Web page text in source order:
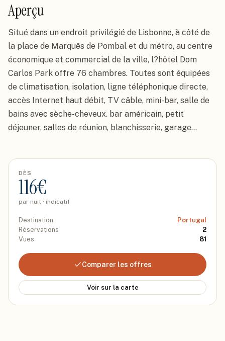
Aperçu
Situé dans un endroit privilégié de Lisbonne, à côté de
la place de Marquês de Pombal et du métro, au centre
économique et commercial de la ville, l?hôtel Dom
Carlos Park offre 76 chambres. Toutes sont équipées
de climatisation, isolation, ligne téléphonique directe,
accès Internet haut débit, TV câble, mini-bar, salle de
bains avec sèche-cheveux. bar américain, petit
déjeuner, salles de réunion, blanchisserie, garage...
DÈS
116€
par nuit · indicatif
Destination
Portugal
Réservations
2
Vues
81
Comparer les offres
Voir sur la carte